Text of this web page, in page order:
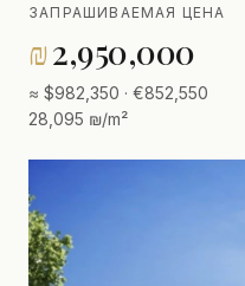
ЗАПРАШИВАЕМАЯ ЦЕНА
₪2,950,000
≈ $982,350 · €852,550
28,095 ₪/m²